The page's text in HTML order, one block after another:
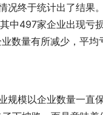
终于统计出了结果
中497家企业出现亏
数量有所减少，平均
模以企业数量一直